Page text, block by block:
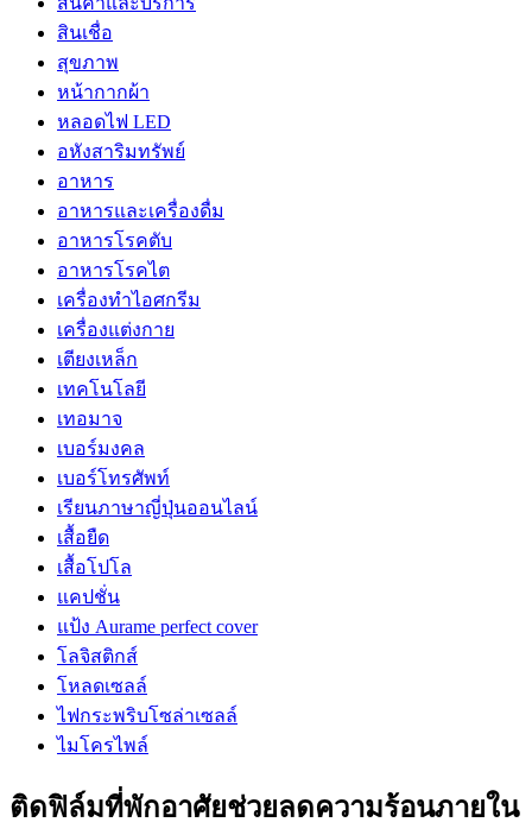
สินเชื่อ
สุขภาพ
หน้ากากผ้า
หลอดไฟ LED
อหังสาริมทรัพย์
อาหาร
อาหารและเครื่องดื่ม
อาหารโรคตับ
อาหารโรคไต
เครื่องทำไอศกรีม
เครื่องแต่งกาย
เตียงเหล็ก
เทคโนโลยี
เทอมาจ
เบอร์มงคล
เบอร์โทรศัพท์
เรียนภาษาญี่ปุ่นออนไลน์
เสื้อยืด
เสื้อโปโล
แคปชั่น
แป้ง Aurame perfect cover
โลจิสติกส์
โหลดเซลล์
ไฟกระพริบโซล่าเซลล์
ไมโครไพล์
ติดฟิล์มที่พักอาศัยช่วยลดความร้อนภายใน